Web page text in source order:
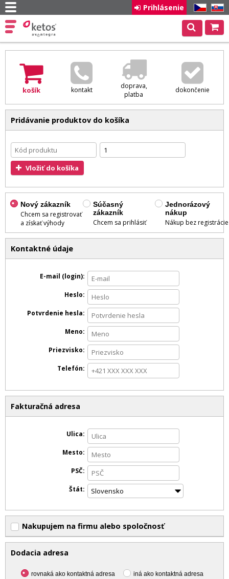
CZ SK
Prihlásenie
košík kontakt
doprava,
platba
dokončenie
Pridávanie produktov do košíka
Vložiť do košíka
Nový zákazník
Chcem sa registrovať
a získať výhody
Súčasný
zákazník
Chcem sa prihlásiť
Jednorázový
nákup
Nákup bez registrácie
Kontaktné údaje
E-mail (login)
Heslo
Potvrdenie hesla
Meno
Priezvisko
Telefón
Fakturačná adresa
Ulica
Mesto
PSČ
Štát
Nakupujem na firmu alebo spoločnosť
Dodacia adresa
rovnaká ako kontaktná adresa iná ako kontaktná adresa